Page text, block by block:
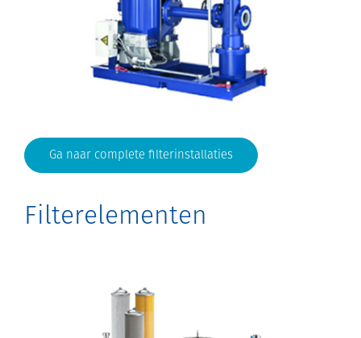
Ga naar complete filterinstallaties
Filterelementen